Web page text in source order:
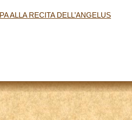
ALLA RECITA DELL’ANGELUS